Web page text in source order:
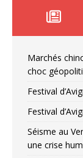
Marchés
choc
Festival
Festival
Séisme au
une crise